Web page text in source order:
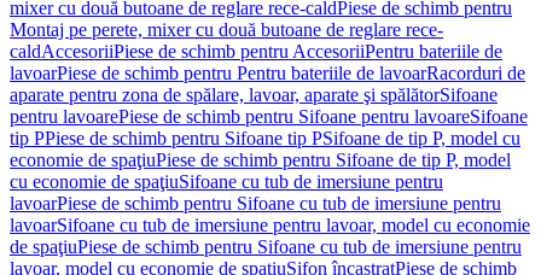
mixer cu două butoane de reglare rece-caldPiese de schimb pentru
Montaj pe perete, mixer cu două butoane de reglare rece-
caldAccesoriiPiese de schimb pentru AccesoriiPentru bateriile de
lavoarPiese de schimb pentru Pentru bateriile de lavoarRacorduri de
aparate pentru zona de spălare, lavoar, aparate şi spălătorSifoane
pentru lavoarePiese de schimb pentru Sifoane pentru lavoareSifoane
tip PPiese de schimb pentru Sifoane tip PSifoane de tip P, model cu
economie de spaţiuPiese de schimb pentru Sifoane de tip P, model
cu economie de spaţiuSifoane cu tub de imersiune pentru
lavoarPiese de schimb pentru Sifoane cu tub de imersiune pentru
lavoarSifoane cu tub de imersiune pentru lavoar, model cu economie
de spaţiuPiese de schimb pentru Sifoane cu tub de imersiune pentru
lavoar, model cu economie de spaţiuSifon încastratPiese de schimb